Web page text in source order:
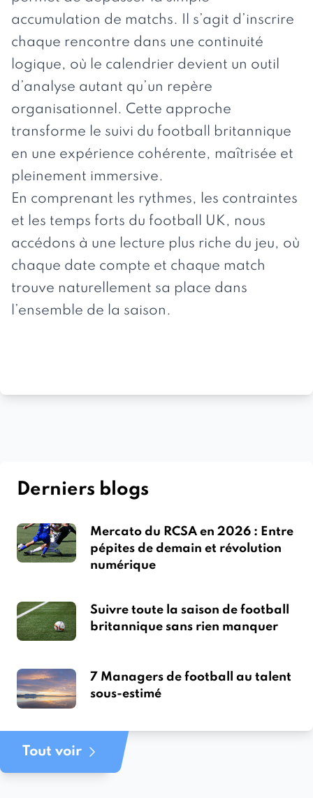
accumulation de matchs. Il s’agit d’inscrire
chaque rencontre dans une continuité
logique, où le calendrier devient un outil
d’analyse autant qu’un repère
organisationnel. Cette approche
transforme le suivi du football britannique
en une expérience cohérente, maîtrisée et
pleinement immersive.
En comprenant les rythmes, les contraintes
et les temps forts du football UK, nous
accédons à une lecture plus riche du jeu, où
chaque date compte et chaque match
trouve naturellement sa place dans
l’ensemble de la saison.
Derniers blogs
Mercato du RCSA en 2026 : Entre
pépites de demain et révolution
numérique
Suivre toute la saison de football
britannique sans rien manquer
7 Managers de football au talent
sous-estimé
Tout voir